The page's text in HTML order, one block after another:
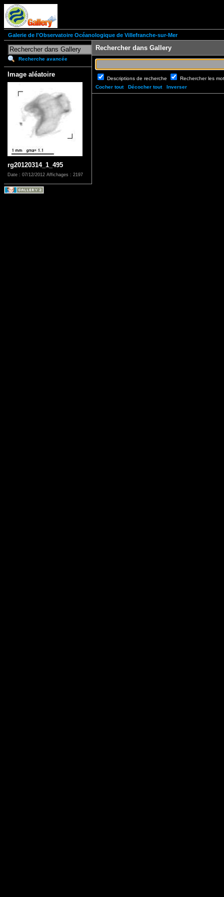
Galerie de l'Observatoire Océanologique de Villefranche-sur-Mer
Recherche avancée
Image aléatoire
rg20120314_1_495
Date : 07/12/2012 Affichages : 2197
Rechercher dans Gallery
Descriptions de recherche
Rechercher les
Cocher tout
Décocher tout Inverser